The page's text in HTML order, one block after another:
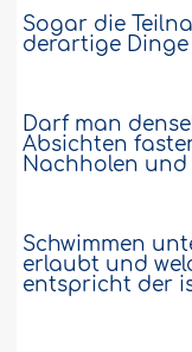
Sogar die
derartige
Darf man
Absichten
Nachholen und
Schwimmen
erlaubt und
entspricht der